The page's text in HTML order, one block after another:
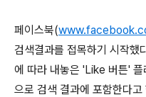
페이스북(
검색결과를 접목하기 시작했
에 따라 내놓은 'Like 버튼' 플
으로 검색 결과에 포함한다